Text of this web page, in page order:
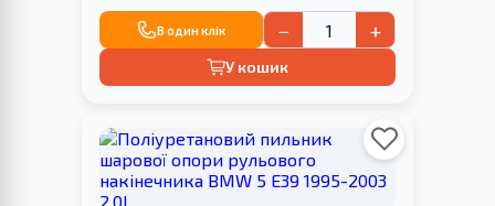
В один клік − +
У кошик